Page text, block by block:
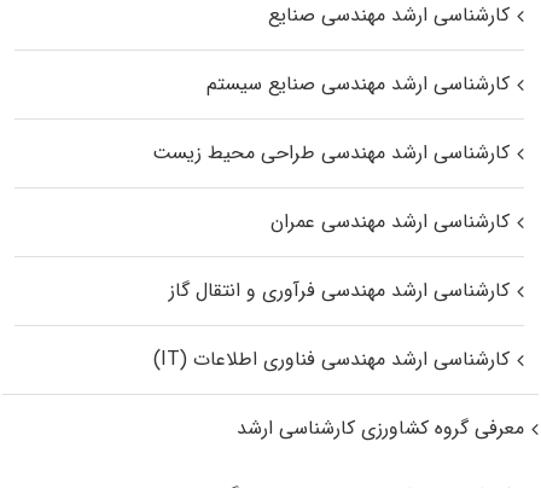
کارشناسی ارشد مهندسی صنایع
کارشناسی ارشد مهندسی صنایع سیستم
کارشناسی ارشد مهندسی طراحی محیط زیست
کارشناسی ارشد مهندسی عمران
کارشناسی ارشد مهندسی فرآوری و انتقال گاز
کارشناسی ارشد مهندسی فناوری اطلاعات (IT)
معرفی گروه کشاورزی کارشناسی ارشد